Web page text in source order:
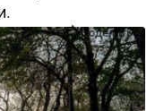
Поделиться